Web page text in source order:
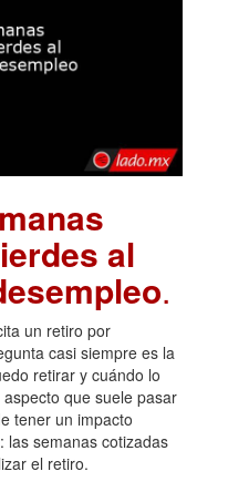
al
.
un retiro por
casi siempre es la
retirar y cuándo lo
que suele pasar
tener un impacto
las semanas cotizadas
el retiro.